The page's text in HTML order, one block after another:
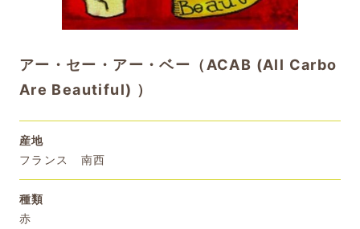
アー・セー・アー・ベー（ACAB (All Carbo
Are Beautiful) ）
産地
フランス 南西
種類
赤